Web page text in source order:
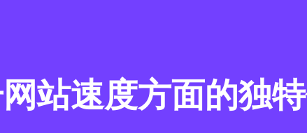
站速度方面的独